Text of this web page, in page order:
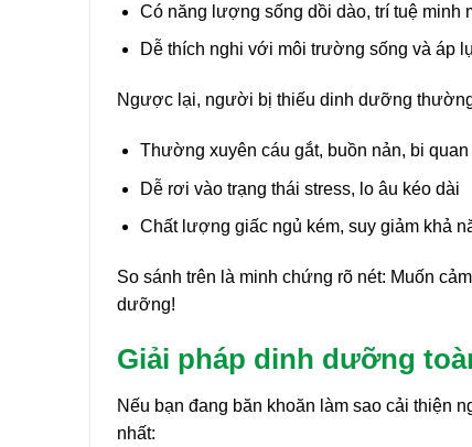
Có năng lượng sống dồi dào, trí tuệ minh
Dễ thích nghi với môi trường sống và áp
Ngược lại, người bị thiếu dinh dưỡng
Thường xuyên cáu gắt, buồn nản, bi quan
Dễ rơi vào trạng thái stress, lo âu kéo dài
Chất lượng giấc ngủ kém, suy giảm khả
So sánh trên là minh chứng rõ nét: Muốn
dưỡng!
Giải pháp dinh dưỡng
Nếu bạn đang băn khoăn làm sao cải thiện
nhất: